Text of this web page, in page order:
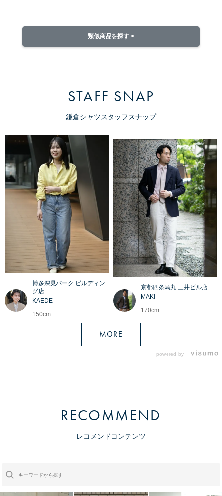
類似商品を探す >
STAFF SNAP
鎌倉シャツスタッフスナップ
博多深見パーク ビルディン
グ店
KAEDE
150cm
京都四条烏丸 三井ビル店
MAKI
170cm
MORE
powered by
RECOMMEND
レコメンドコンテンツ